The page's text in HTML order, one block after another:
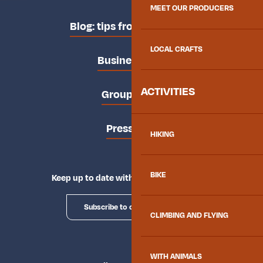
MEET OUR PRODUCERS
LOCAL CRAFTS
ACTIVITIES
HIKING
BIKE
CLIMBING AND FLYING
WITH ANIMALS
Blog: tips from the locals
Business area
Groups area
Press area
Keep up to date with Explore Maurienne
Subscribe to our newsletter